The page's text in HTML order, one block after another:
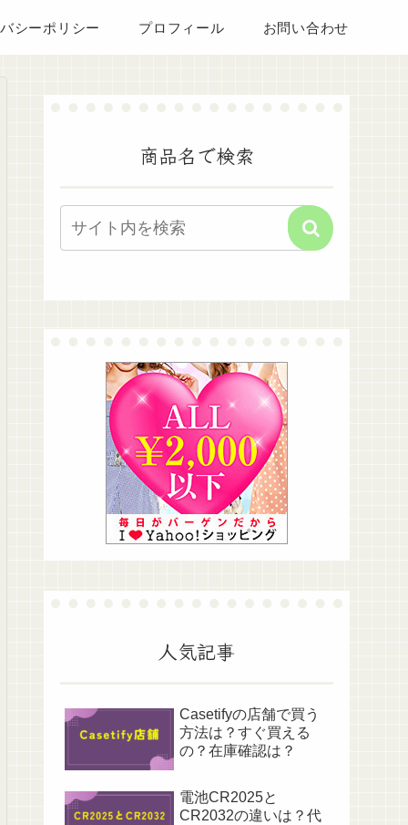
シーポリシー プロフィール お問い合わせ
商品名で検索
人気記事
Casetifyの店舗で買う
方法は？すぐ買える
の？在庫確認は？
電池CR2025と
CR2032の違いは？代